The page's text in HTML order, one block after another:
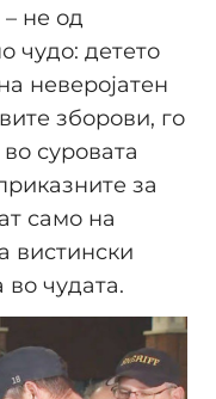
не од
чудо: детето
неверојатен
зборови, го
суровата
за
само на
вистински
во чудата.